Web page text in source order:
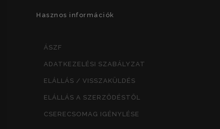
Hasznos információk
ÁSZF
ADATKEZELÉSI SZABÁLYZAT
ELÁLLÁS / VISSZAKÜLDÉS
ELÁLLÁS A SZERZŐDÉSTŐL
CSERECSOMAG IGÉNYLÉSE